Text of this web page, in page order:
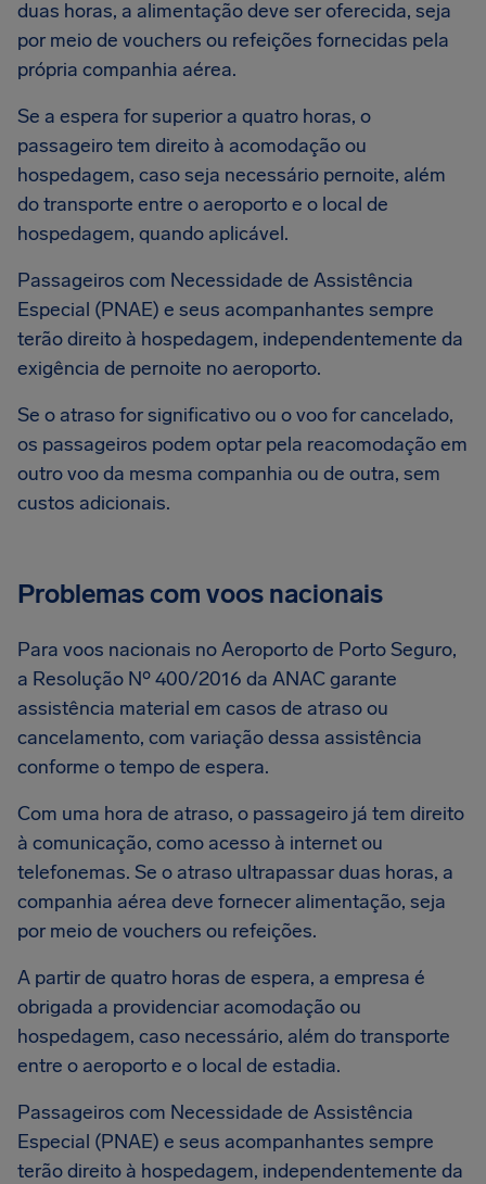
duas horas, a alimentação deve ser oferecida, seja
por meio de vouchers ou refeições fornecidas pela
própria companhia aérea.
Se a espera for superior a quatro horas, o
passageiro tem direito à acomodação ou
hospedagem, caso seja necessário pernoite, além
do transporte entre o aeroporto e o local de
hospedagem, quando aplicável.
Passageiros com Necessidade de Assistência
Especial (PNAE) e seus acompanhantes sempre
terão direito à hospedagem, independentemente da
exigência de pernoite no aeroporto.
Se o atraso for significativo ou o voo for cancelado,
os passageiros podem optar pela reacomodação em
outro voo da mesma companhia ou de outra, sem
custos adicionais.
Problemas com voos nacionais
Para voos nacionais no Aeroporto de Porto Seguro,
a Resolução Nº 400/2016 da ANAC garante
assistência material em casos de atraso ou
cancelamento, com variação dessa assistência
conforme o tempo de espera.
Com uma hora de atraso, o passageiro já tem direito
à comunicação, como acesso à internet ou
telefonemas. Se o atraso ultrapassar duas horas, a
companhia aérea deve fornecer alimentação, seja
por meio de vouchers ou refeições.
A partir de quatro horas de espera, a empresa é
obrigada a providenciar acomodação ou
hospedagem, caso necessário, além do transporte
entre o aeroporto e o local de estadia.
Passageiros com Necessidade de Assistência
Especial (PNAE) e seus acompanhantes sempre
terão direito à hospedagem, independentemente da